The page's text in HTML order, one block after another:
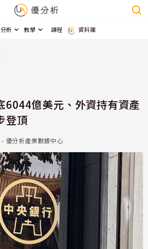
分析 教學 課程 資料庫
6044億美元、外資持有資產
登頂
優分析產業數據中心